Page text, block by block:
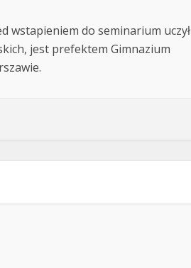
wstapieniem do seminarium uczył
jest prefektem Gimnazium